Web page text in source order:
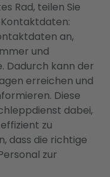
Rad, teilen Sie
an,
und
Dadurch kann der
erreichen und
Diese
dabei,
zu
dass die richtige
zur